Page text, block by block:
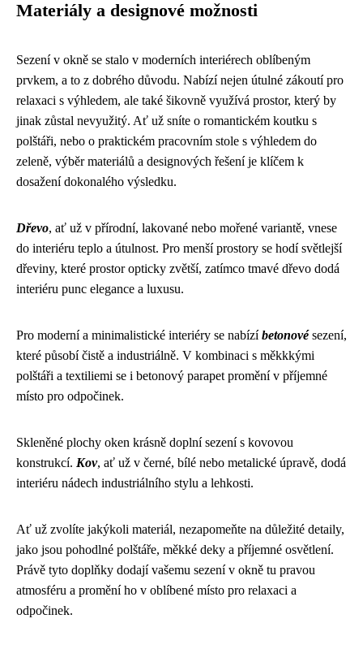
Materiály a designové možnosti
Sezení v okně se stalo v moderních interiérech oblíbeným
prvkem, a to z dobrého důvodu. Nabízí nejen útulné zákoutí pro
relaxaci s výhledem, ale také šikovně využívá prostor, který by
jinak zůstal nevyužitý. Ať už sníte o romantickém koutku s
polštáři, nebo o praktickém pracovním stole s výhledem do
zeleně, výběr materiálů a designových řešení je klíčem k
dosažení dokonalého výsledku.
Dřevo, ať už v přírodní, lakované nebo mořené variantě, vnese
do interiéru teplo a útulnost. Pro menší prostory se hodí světlejší
dřeviny, které prostor opticky zvětší, zatímco tmavé dřevo dodá
interiéru punc elegance a luxusu.
Pro moderní a minimalistické interiéry se nabízíbetonovésezení,
které působí čistě a industriálně. V kombinaci s měkkkými
polštáři a textiliemi se i betonový parapet promění v příjemné
místo pro odpočinek.
Skleněné plochy oken krásně doplní sezení s kovovou
konstrukcí. Kov, ať už v černé, bílé nebo metalické úpravě, dodá
interiéru nádech industriálního stylu a lehkosti.
Ať už zvolíte jakýkoli materiál, nezapomeňte na důležité detaily,
jako jsou pohodlné polštáře, měkké deky a příjemné osvětlení.
Právě tyto doplňky dodají vašemu sezení v okně tu pravou
atmosféru a promění ho v oblíbené místo pro relaxaci a
odpočinek.